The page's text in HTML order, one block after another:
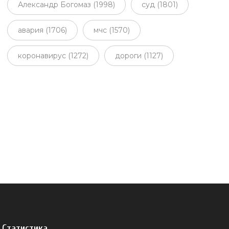
Александр Богомаз (1998) суд (1801)
авария (1706) мчс (1570)
коронавирус (1272) дороги (1127)